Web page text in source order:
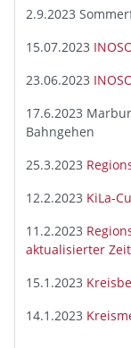
2.9.2023
15.07.2023
23.06.2023
17.6.2023
Bahngehen
25.3.2023
12.2.2023 KiLa-
11.2.2023
aktualisierter
15.1.2023
14.1.2023